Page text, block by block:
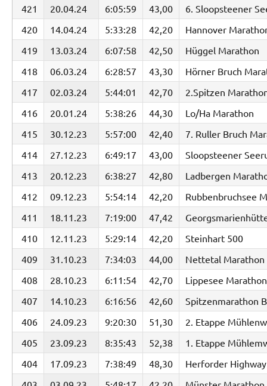
421
20.04.24 6:05:59 43,00
6. Sloopsteener
420
14.04.24 5:33:28 42,20
Hannover
419
13.03.24 6:07:58 42,50
Hüggel Marathon
418
06.03.24 6:28:57 43,30
Hörner Bruch
417
02.03.24 5:44:01 42,70
2.Spitzen
416
20.01.24 5:38:26 44,30
Lo/Ha Marathon
415
30.12.23 5:57:00 42,40
7. Ruller Bruch
414
27.12.23 6:49:17 43,00
Sloopsteener
413
20.12.23 6:38:27 42,80
Ladbergen
412
09.12.23 5:54:14 42,20
Rubbenbruchsee
411
18.11.23 7:19:00 47,42
410
12.11.23 5:29:14 42,20
Steinhart 500
409
31.10.23 7:34:03 44,00
Nettetal Marathon
408
28.10.23 6:11:54 42,70
Lippesee Marathon
407
14.10.23 6:16:56 42,60
Spitzenmarathon
406
24.09.23 9:20:30 51,30
2. Etappe
405
23.09.23 8:35:43 52,38
1. Etappe
404
17.09.23 7:38:49 48,30
Herforder